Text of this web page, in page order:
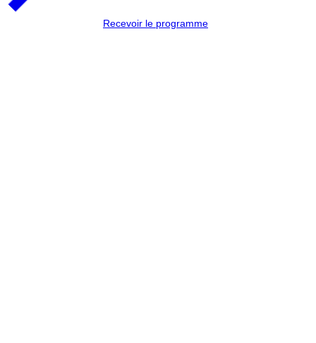
Recevoir le programme